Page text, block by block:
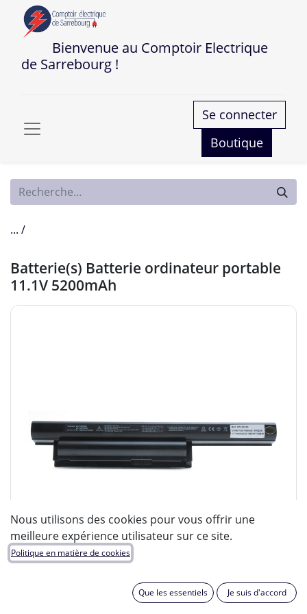
Bienvenue au Comptoir Electrique
de Sarrebourg !
Se connecter
Boutique
... /
Batterie(s) Batterie ordinateur portable
11.1V 5200mAh
Nous utilisons des cookies pour vous offrir une
meilleure expérience utilisateur sur ce site.
Politique en matière de cookies
Que les essentiels Je suis d'accord